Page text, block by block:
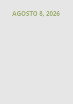
AGOSTO 8, 2026